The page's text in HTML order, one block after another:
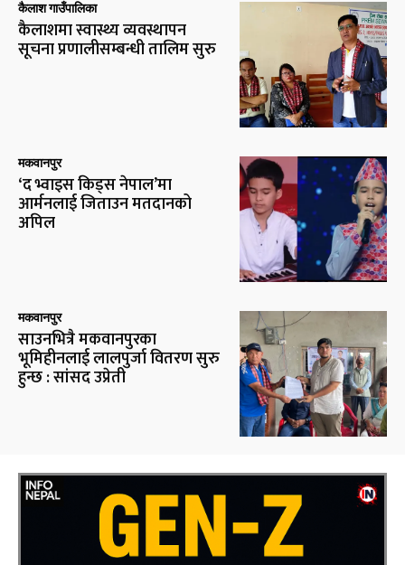
कैलाश गाउँपालिका
कैलाशमा स्वास्थ्य व्यवस्थापन
सूचना प्रणालीसम्बन्धी तालिम सुरु
मकवानपुर
‘द भ्वाइस किड्स नेपाल’मा
आर्मनलाई जिताउन मतदानको
अपिल
मकवानपुर
साउनभित्रै मकवानपुरका
भूमिहीनलाई लालपुर्जा वितरण सुरु
हुन्छ : सांसद उप्रेती